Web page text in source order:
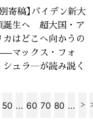
別寄稿】バイデン新大
誕生へ 超大国・ア
カはどこへ向かうの
マックス・フォ
シュラ―が読み説く
50 ... 60 70 80 ...